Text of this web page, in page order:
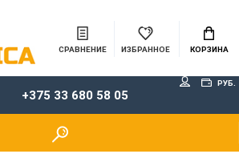
СРАВНЕНИЕ ИЗБРАННОЕ КОРЗИНА
+375 33 680 58 05
РУБ.